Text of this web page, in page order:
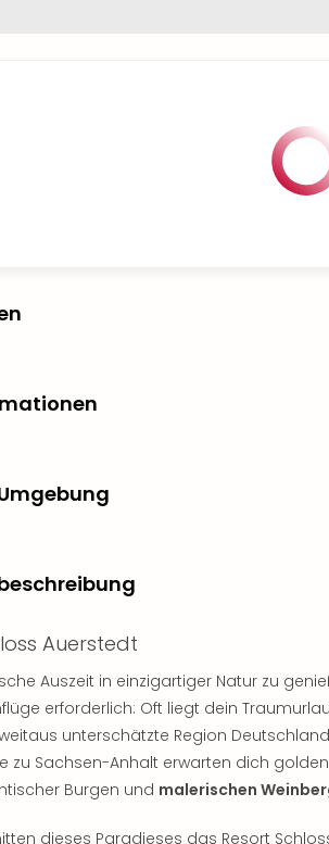
Auerstedt
Auszeit in einzigartiger Natur zu
erforderlich: Oft liegt dein
unterschätzte Region
zu Sachsen-Anhalt erwarten dich
Burgen und malerischen
dieses Paradieses das Resort